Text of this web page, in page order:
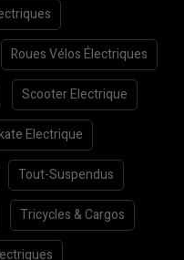
Roues Vélos Électriques
Scooter Electrique
Electrique
Tout-Suspendus
Tricycles & Cargos